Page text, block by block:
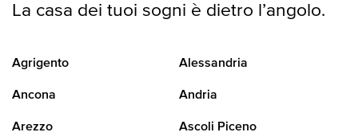
La casa dei tuoi sogni è dietro l’angolo.
Agrigento Alessandria
Ancona Andria
Arezzo Ascoli Piceno